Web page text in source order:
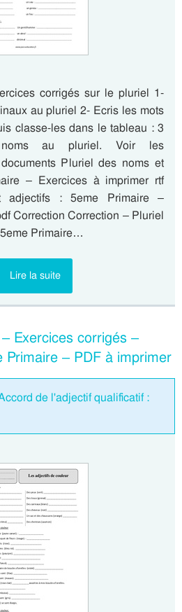
corrigés sur le pluriel 1-
au pluriel 2- Ecris les mots
classe-les dans le tableau : 3
au pluriel. Voir les
Pluriel des noms et
– Exercices à imprimer rtf
adjectifs : 5eme Primaire –
Correction Correction – Pluriel
Primaire…
Lire la suite
Exercices corrigés –
– PDF à imprimer
de l'adjectif qualificatif :